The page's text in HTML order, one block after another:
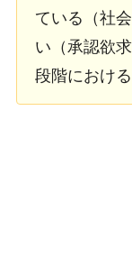
ている（社
い（承認欲
段階におけ